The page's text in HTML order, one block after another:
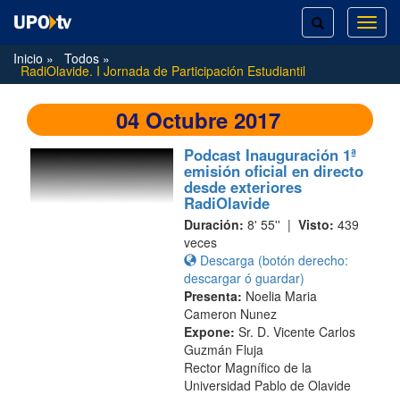
TOGGLE
SEARCH
Inicio
Todos
RadiOlavide. I Jornada de Participación Estudiantil
04 Octubre 2017
Podcast Inauguración 1ª
emisión oficial en directo
desde exteriores
RadiOlavide
Duración: 8' 55'' | Visto: 439
veces
Descarga (botón derecho:
descargar ó guardar)
Presenta: Noelia Maria
Cameron Nunez
Expone: Sr. D. Vicente Carlos
Guzmán Fluja
Rector Magnífico de la
Universidad Pablo de Olavide